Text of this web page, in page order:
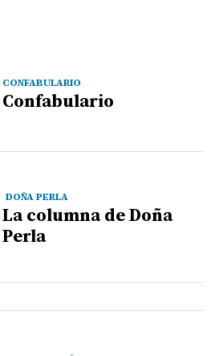
CONFABULARIO
Confabulario
DOÑA PERLA
La columna de Doña
Perla